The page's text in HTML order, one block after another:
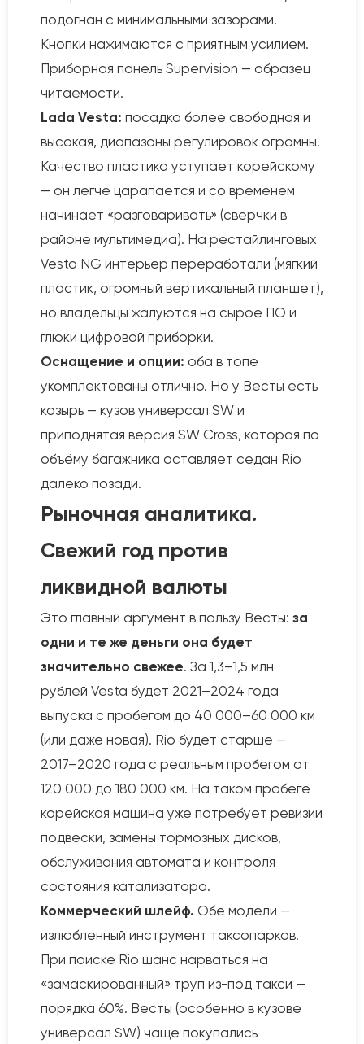
подогнан с минимальными зазорами.
Кнопки нажимаются с приятным усилием.
Приборная панель Supervision — образец
читаемости.
Lada Vesta: посадка более свободная и
высокая, диапазоны регулировок огромны.
Качество пластика уступает корейскому
— он легче царапается и со временем
начинает «разговаривать» (сверчки в
районе мультимедиа). На рестайлинговых
Vesta NG интерьер переработали (мягкий
пластик, огромный вертикальный планшет),
но владельцы жалуются на сырое ПО и
глюки цифровой приборки.
Оснащение и опции: оба в топе
укомплектованы отлично. Но у Весты есть
козырь — кузов универсал SW и
приподнятая версия SW Cross, которая по
объёму багажника оставляет седан Rio
далеко позади.
Рыночная аналитика.
Свежий год против
ликвидной валюты
Это главный аргумент в пользу Весты: за
одни и те же деньги она будет
значительно свежее. За 1,3–1,5 млн
рублей Vesta будет 2021–2024 года
выпуска с пробегом до 40 000–60 000 км
(или даже новая). Rio будет старше —
2017–2020 года с реальным пробегом от
120 000 до 180 000 км. На таком пробеге
корейская машина уже потребует ревизии
подвески, замены тормозных дисков,
обслуживания автомата и контроля
состояния катализатора.
Коммерческий шлейф. Обе модели —
излюбленный инструмент таксопарков.
При поиске Rio шанс нарваться на
«замаскированный» труп из-под такси —
порядка 60%. Весты (особенно в кузове
универсал SW) чаще покупались